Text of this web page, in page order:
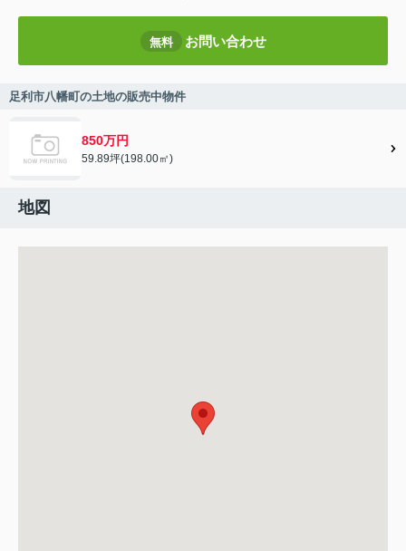
無料 お問い合わせ
足利市八幡町の土地の販売中物件
850万円
59.89坪(198.00㎡)
地図